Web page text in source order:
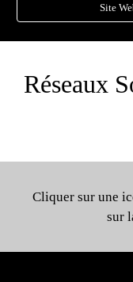
Site
Réseaux
Cliquer sur une
sur